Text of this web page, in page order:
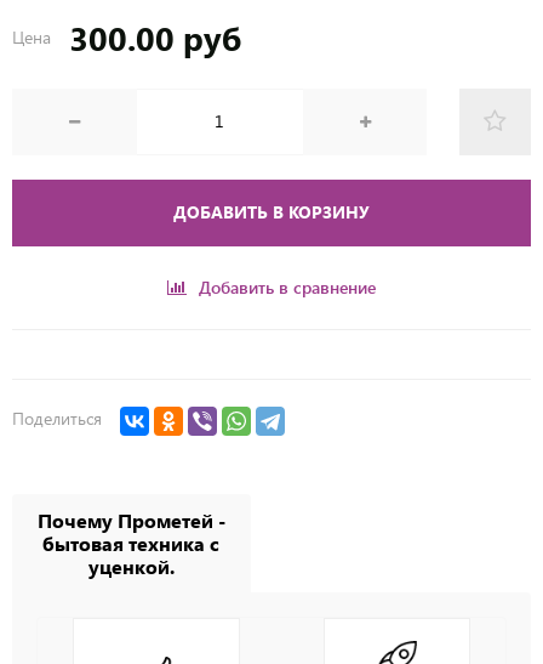
Цена 300.00 руб
ДОБАВИТЬ В КОРЗИНУ
Добавить в сравнение
Поделиться
Почему Прометей -
бытовая техника с
уценкой.